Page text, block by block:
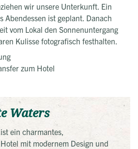
wir unsere Unterkunft. Ein
Abendessen ist geplant. Danach
vom Lokal den Sonnenuntergang
Kulisse fotografisch festhalten.
zum Hotel
Waters
ein charmantes,
mit modernem Design und